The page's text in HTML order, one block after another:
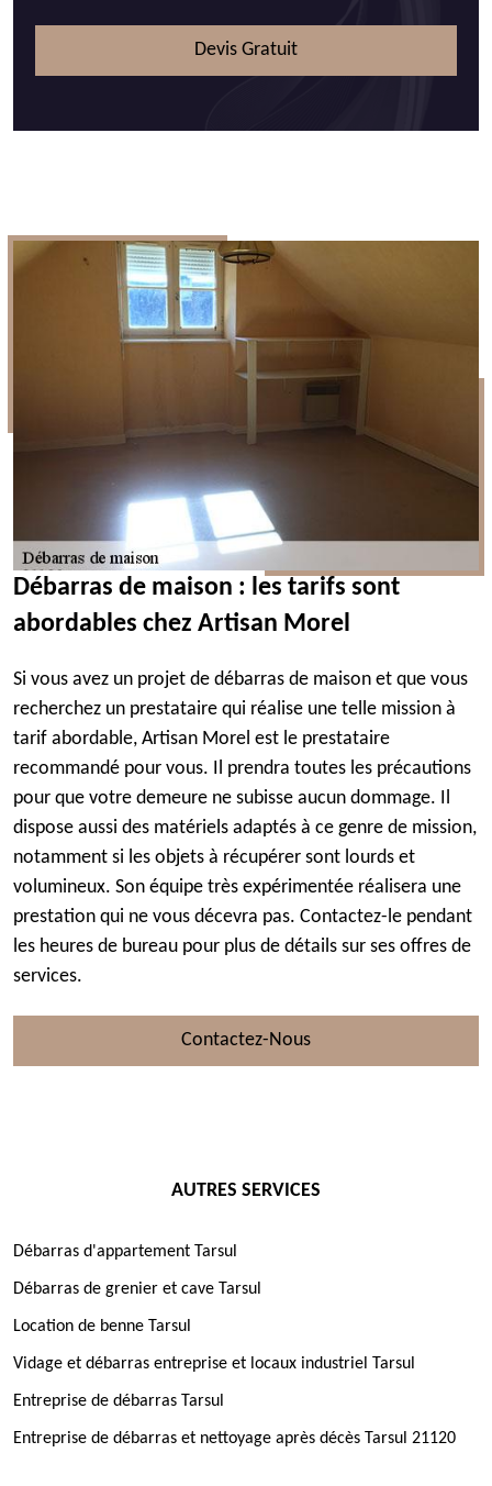
Devis Gratuit
Débarras de maison : les tarifs sont
abordables chez Artisan Morel
Si vous avez un projet de débarras de maison et que vous
recherchez un prestataire qui réalise une telle mission à
tarif abordable, Artisan Morel est le prestataire
recommandé pour vous. Il prendra toutes les précautions
pour que votre demeure ne subisse aucun dommage. Il
dispose aussi des matériels adaptés à ce genre de mission,
notamment si les objets à récupérer sont lourds et
volumineux. Son équipe très expérimentée réalisera une
prestation qui ne vous décevra pas. Contactez-le pendant
les heures de bureau pour plus de détails sur ses offres de
services.
Contactez-Nous
AUTRES SERVICES
Débarras d'appartement Tarsul
Débarras de grenier et cave Tarsul
Location de benne Tarsul
Vidage et débarras entreprise et locaux industriel Tarsul
Entreprise de débarras Tarsul
Entreprise de débarras et nettoyage après décès Tarsul 21120